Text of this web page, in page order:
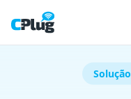
CPlug: sistema
CPlug é um
Atende restaurantes,
Solução Food Service